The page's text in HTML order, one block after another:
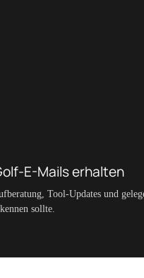
E-Mails erhalten
Tool-Updates und
sollte.